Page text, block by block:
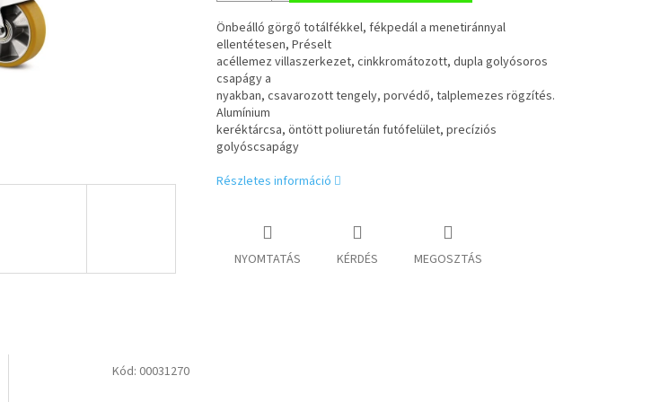
Önbeálló görgő totálfékkel, fékpedál a menetiránnyal
ellentétesen, Préselt
acéllemez villaszerkezet, cinkkromátozott, dupla golyósoros
csapágy a
nyakban, csavarozott tengely, porvédő, talplemezes rögzítés.
Alumínium
keréktárcsa, öntött poliuretán futófelület, precíziós
golyóscsapágy
Részletes információ
NYOMTATÁS KÉRDÉS MEGOSZTÁS
Kód: 00031270